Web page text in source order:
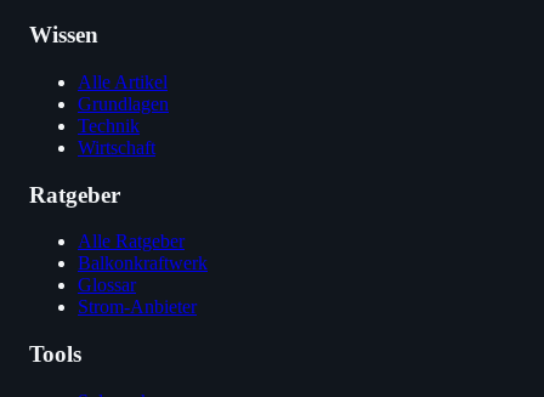
Wissen
Alle Artikel
Grundlagen
Technik
Wirtschaft
Ratgeber
Alle Ratgeber
Balkonkraftwerk
Glossar
Strom-Anbieter
Tools